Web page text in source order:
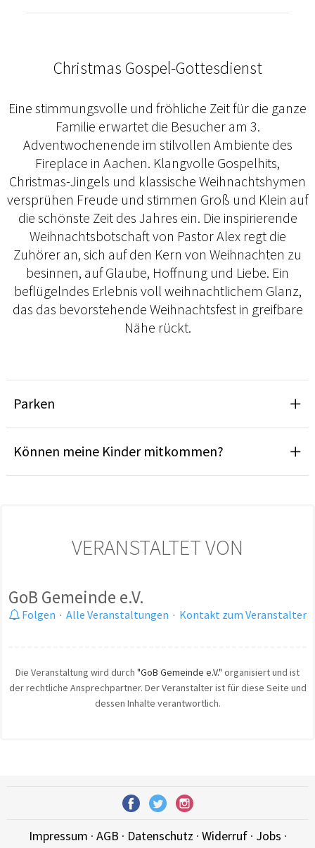
Christmas Gospel-Gottesdienst
Eine stimmungsvolle und fröhliche Zeit für die ganze
Familie erwartet die Besucher am 3.
Adventwochenende im stilvollen Ambiente des
Fireplace in Aachen. Klangvolle Gospelhits,
Christmas-Jingels und klassische Weihnachtshymen
versprühen Freude und stimmen Groß und Klein auf
die schönste Zeit des Jahres ein. Die inspirierende
Weihnachtsbotschaft von Pastor Alex regt die
Zuhörer an, sich auf den Kern von Weihnachten zu
besinnen, auf Glaube, Hoffnung und Liebe. Ein
beflügelndes Erlebnis voll weihnachtlichem Glanz,
das das bevorstehende Weihnachtsfest in greifbare
Nähe rückt.
Parken
Können meine Kinder mitkommen?
VERANSTALTET VON
GoB Gemeinde e.V.
Folgen · Alle Veranstaltungen · Kontakt zum Veranstalter
Die Veranstaltung wird durch "GoB Gemeinde e.V." organisiert und ist
der rechtliche Ansprechpartner. Der Veranstalter ist für diese Seite und
dessen Inhalte verantwortlich.
Impressum · AGB · Datenschutz · Widerruf· Jobs ·